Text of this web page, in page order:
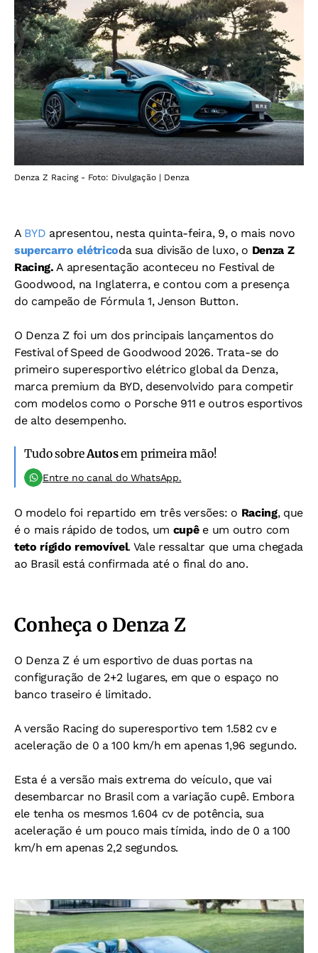
Denza Z Racing - Foto: Divulgação | Denza
A BYD apresentou, nesta quinta-feira, 9, o mais novo
supercarro elétricoda sua divisão de luxo, o Denza Z
Racing. A apresentação aconteceu no Festival de
Goodwood, na Inglaterra, e contou com a presença
do campeão de Fórmula 1, Jenson Button.
O Denza Z foi um dos principais lançamentos do
Festival of Speed de Goodwood 2026. Trata-se do
primeiro superesportivo elétrico global da Denza,
marca premium da BYD, desenvolvido para competir
com modelos como o Porsche 911 e outros esportivos
de alto desempenho.
Tudo sobreAutosem primeira mão!
Entre no canal do WhatsApp.
O modelo foi repartido em três versões: o Racing, que
é o mais rápido de todos, um cupêe um outro com
teto rígido removível. Vale ressaltar que uma chegada
ao Brasil está confirmada até o final do ano.
Conheça o Denza Z
O Denza Z é um esportivo de duas portas na
configuração de 2+2 lugares, em que o espaço no
banco traseiro é limitado.
A versão Racing do superesportivo tem 1.582 cv e
aceleração de 0 a 100 km/h em apenas 1,96 segundo.
Esta é a versão mais extrema do veículo, que vai
desembarcar no Brasil com a variação cupê. Embora
ele tenha os mesmos 1.604 cv de potência, sua
aceleração é um pouco mais tímida, indo de 0 a 100
km/h em apenas 2,2 segundos.